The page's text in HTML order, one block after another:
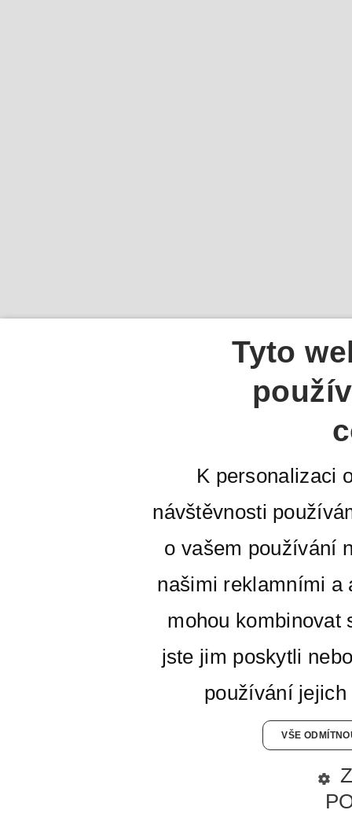
Tyto
K personalizaci
návštěvnosti
o vašem používání
našimi reklamními a
mohou kombinovat
jste jim poskytli
používání
VŠE